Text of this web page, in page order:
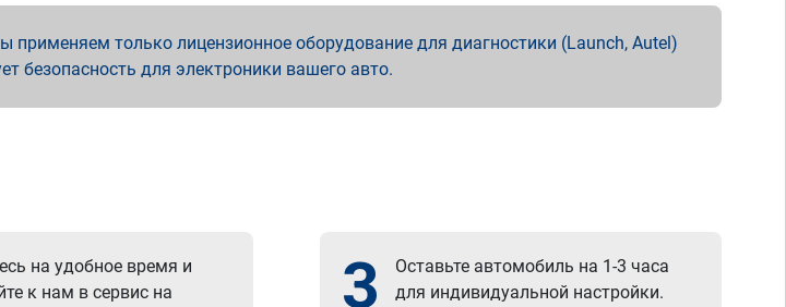
только лицензионное оборудование для диагностики (Launch, Autel)
безопасность для электроники вашего авто.
на удобное время и
к нам в сервис на
3
Оставьте автомобиль на 1-3 часа
для индивидуальной настройки.